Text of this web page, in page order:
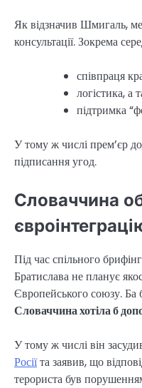
Як відзначив Шмигаль,
консультації. Зокрема
співпраця
логістика, а
підтримка
У тому ж числі прем’єр
підписання угод.
Словаччина
Під час спільного
Братислава не планує
Європейського союзу. Ба
Словаччина хотіла б
У тому ж числі він
Росіїта заявив, що
терориста був